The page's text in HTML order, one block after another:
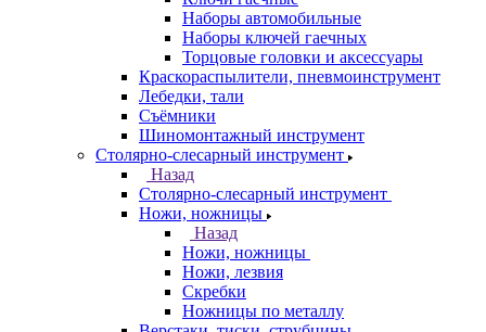
Наборы автомобильные
Наборы ключей гаечных
Торцовые головки и аксессуары
Краскораспылители, пневмоинструмент
Лебедки, тали
Съёмники
Шиномонтажный инструмент
Столярно-слесарный инструмент
Назад
Столярно-слесарный инструмент
Ножи, ножницы
Назад
Ножи, ножницы
Ножи, лезвия
Скребки
Ножницы по металлу